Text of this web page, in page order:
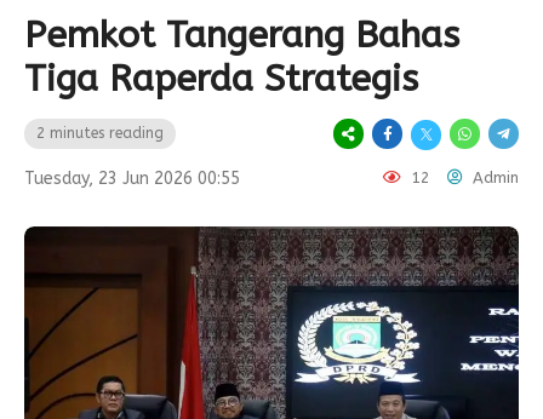
Pemkot Tangerang Bahas
Tiga Raperda Strategis
2 minutes reading
Tuesday, 23 Jun 2026 00:55 12 Admin